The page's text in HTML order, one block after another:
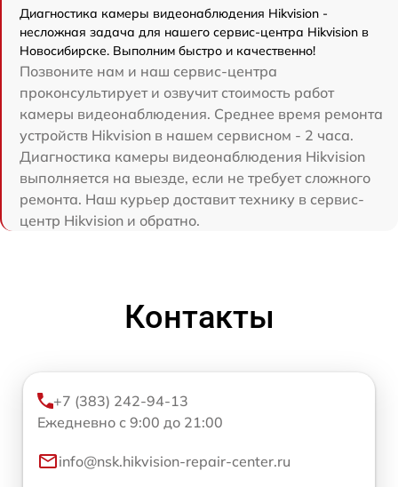
Диагностика камеры видеонаблюдения Hikvision -
несложная задача для нашего сервис-центра Hikvision в
Новосибирске. Выполним быстро и качественно!
Позвоните нам и наш сервис-центра
проконсультирует и озвучит стоимость работ
камеры видеонаблюдения. Среднее время ремонта
устройств Hikvision в нашем сервисном - 2 часа.
Диагностика камеры видеонаблюдения Hikvision
выполняется на выезде, если не требует сложного
ремонта. Наш курьер доставит технику в сервис-
центр Hikvision и обратно.
Контакты
+7 (383) 242-94-13
Ежедневно с 9:00 до 21:00
info@nsk.hikvision-repair-center.ru